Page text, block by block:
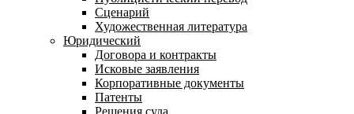
Сценарий
Художественная литература
Юридический
Договора и контракты
Исковые заявления
Корпоративные документы
Патенты
Решения суда